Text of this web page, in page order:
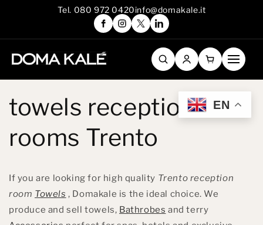
Tel. 080 972 0420info@domakale.it
EN
towels reception
rooms Trento
If you are looking for high quality Trento reception
room Towels , Domakale is the ideal choice. We
produce and sell towels, Bathrobes and terry